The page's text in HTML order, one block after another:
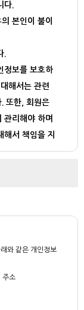
다.
본인이 불이
.
정보를 보호하
해서는 관련
또한, 회원은
관리해야 하며
해서 책임을 지
에서 회원의 개
은 경우
와 같은 개인정보
주소